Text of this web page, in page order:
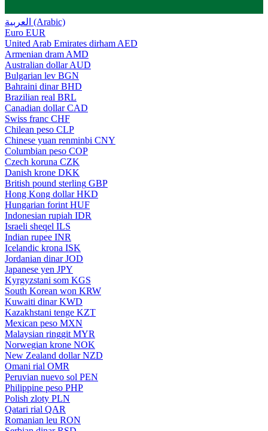
العربية (Arabic)
Euro EUR
United Arab Emirates dirham AED
Armenian dram AMD
Australian dollar AUD
Bulgarian lev BGN
Bahraini dinar BHD
Brazilian real BRL
Canadian dollar CAD
Swiss franc CHF
Chilean peso CLP
Chinese yuan renminbi CNY
Columbian peso COP
Czech koruna CZK
Danish krone DKK
British pound sterling GBP
Hong Kong dollar HKD
Hungarian forint HUF
Indonesian rupiah IDR
Israeli sheqel ILS
Indian rupee INR
Icelandic krona ISK
Jordanian dinar JOD
Japanese yen JPY
Kyrgyzstani som KGS
South Korean won KRW
Kuwaiti dinar KWD
Kazakhstani tenge KZT
Mexican peso MXN
Malaysian ringgit MYR
Norwegian krone NOK
New Zealand dollar NZD
Omani rial OMR
Peruvian nuevo sol PEN
Philippine peso PHP
Polish zloty PLN
Qatari rial QAR
Romanian leu RON